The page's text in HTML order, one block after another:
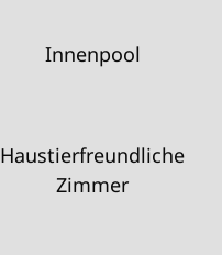
Innenpool
Haustier­freundliche
Zimmer